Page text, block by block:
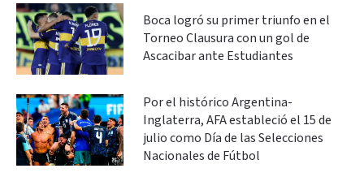
Boca logró su primer triunfo en el
Torneo Clausura con un gol de
Ascacibar ante Estudiantes
Por el histórico Argentina-
Inglaterra, AFA estableció el 15 de
julio como Día de las Selecciones
Nacionales de Fútbol